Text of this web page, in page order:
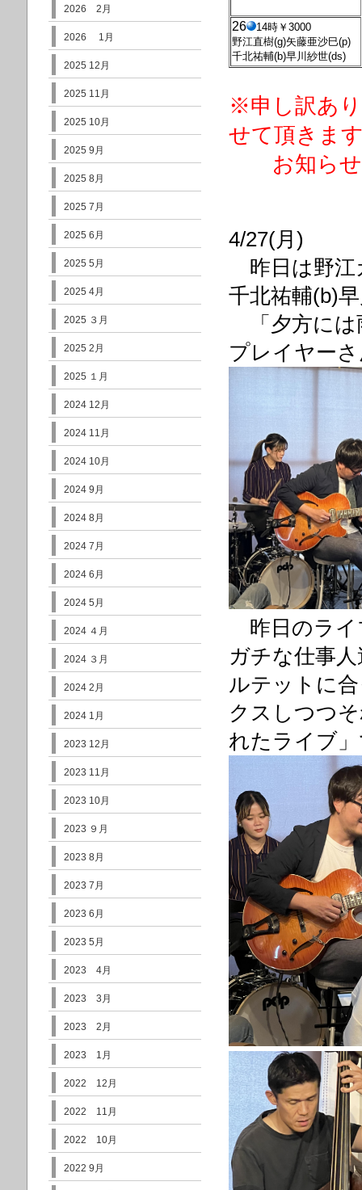
26 14時 ￥3000
野江直樹(g)矢藤亜沙巳(p)
千北祐輔(b)早川紗世(ds)
※申し訳あ
せて頂きま
お知らせ
4/27(月)
昨日は野
千北祐輔(b)
「夕方には
プレイヤー
昨日のライ
ガチな仕事
ルテットに
クスしつつ
れたライブ
2026 2月
2026 1月
2025 12月
2025 11月
2025 10月
2025 9月
2025 8月
2025 7月
2025 6月
2025 5月
2025 4月
2025 ３月
2025 2月
2025 １月
2024 12月
2024 11月
2024 10月
2024 9月
2024 8月
2024 7月
2024 6月
2024 5月
2024 ４月
2024 ３月
2024 2月
2024 1月
2023 12月
2023 11月
2023 10月
2023 ９月
2023 8月
2023 7月
2023 6月
2023 5月
2023 4月
2023 3月
2023 2月
2023 1月
2022 12月
2022 11月
2022 10月
2022 9月